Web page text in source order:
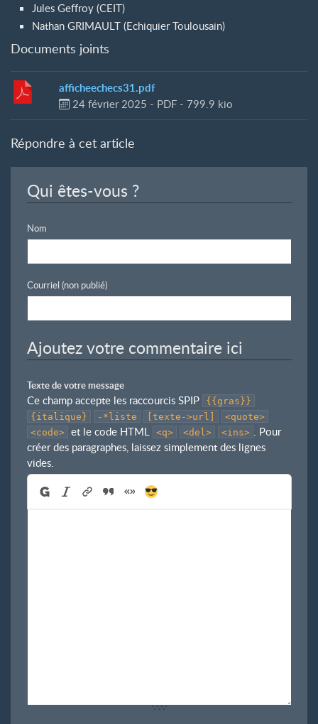
Jules Geffroy (CEIT)
Nathan GRIMAULT (Echiquier Toulousain)
Documents joints
afficheechecs31.pdf
24 février 2025 - PDF- 799.9 kio
Répondre à cet article
Qui êtes-vous ?
Nom
Courriel (non publié)
Ajoutez votre commentaire ici
Texte de votre message
Ce champ accepte les raccourcis SPIP
{{gras}}
{italique}
-*liste [texte->url]
<quote>
<code>
et le code HTML <q> <del> <ins>
. Pour
créer des paragraphes, laissez simplement des lignes
vides.